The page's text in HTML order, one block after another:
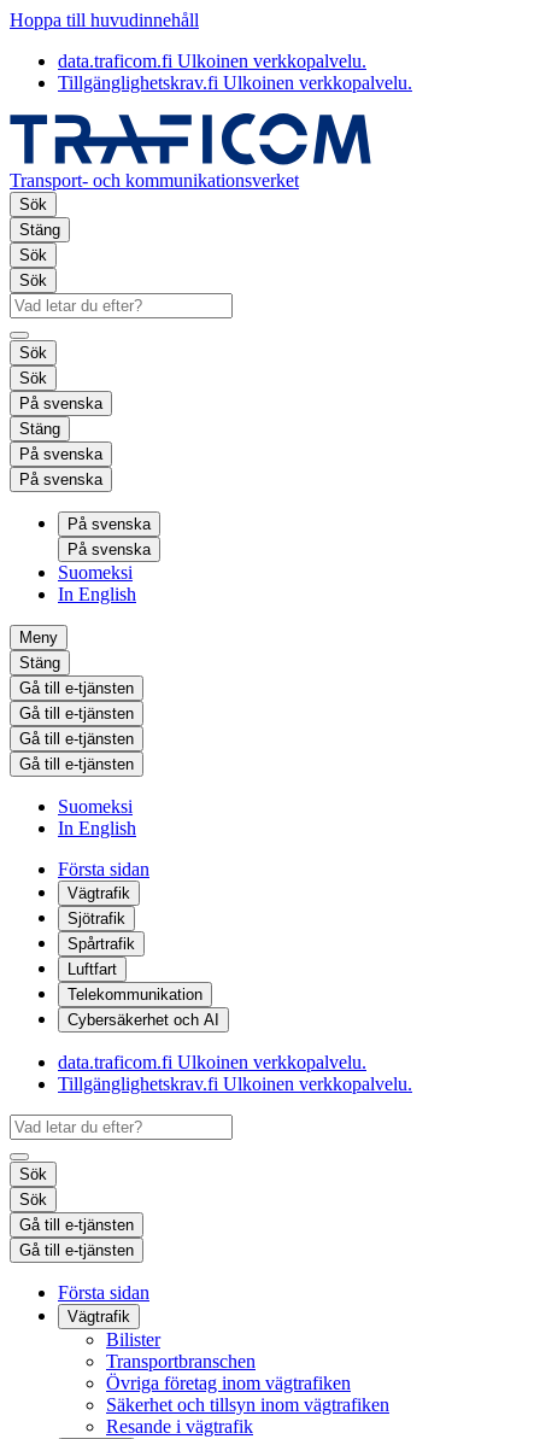
Hoppa till huvudinnehåll
data.traficom.fi Ulkoinen verkkopalvelu.
Tillgänglighetskrav.fi Ulkoinen verkkopalvelu.
Transport- och kommunikationsverket
Sök
Stäng
Sök
Sök
Sök
Sök
På svenska
Stäng
På svenska
På svenska
På svenska
På svenska
Suomeksi
In English
Meny
Stäng
Gå till e-tjänsten
Gå till e-tjänsten
Gå till e-tjänsten
Gå till e-tjänsten
Suomeksi
In English
Första sidan
Vägtrafik
Sjötrafik
Spårtrafik
Luftfart
Telekommunikation
Cybersäkerhet och AI
data.traficom.fi Ulkoinen verkkopalvelu.
Tillgänglighetskrav.fi Ulkoinen verkkopalvelu.
Sök
Sök
Gå till e-tjänsten
Gå till e-tjänsten
Första sidan
Vägtrafik
Bilister
Transportbranschen
Övriga företag inom vägtrafiken
Säkerhet och tillsyn inom vägtrafiken
Resande i vägtrafik